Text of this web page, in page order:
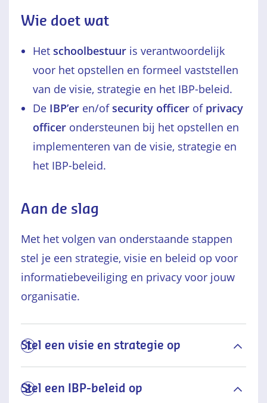
Wie doet wat
Het schoolbestuur is verantwoordelijk
voor het opstellen en formeel vaststellen
van de visie, strategie en het IBP-beleid.
De IBP’er en/ofsecurity officer of privacy
officer ondersteunen bij het opstellen en
implementeren van de visie, strategie en
het IBP-beleid.
Aan de slag
Met het volgen van onderstaande stappen
stel je een strategie, visie en beleid op voor
informatiebeveiliging en privacy voor jouw
organisatie.
1
Stel een visie en strategie op
2
Stel een IBP-beleid op